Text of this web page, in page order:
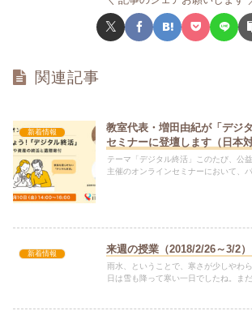
関連記事
新着情報
教室代表・増田由紀が「デジ
セミナーに登壇します（日本
テーマ「デジタル終活」このたび、公
主催のオンラインセミナーにおいて、
新着情報 来週の授業（2018/2/26～3/2）
雨水、ということで、寒さが少しやわ
日は雪も降って寒い一日でしたね。ま